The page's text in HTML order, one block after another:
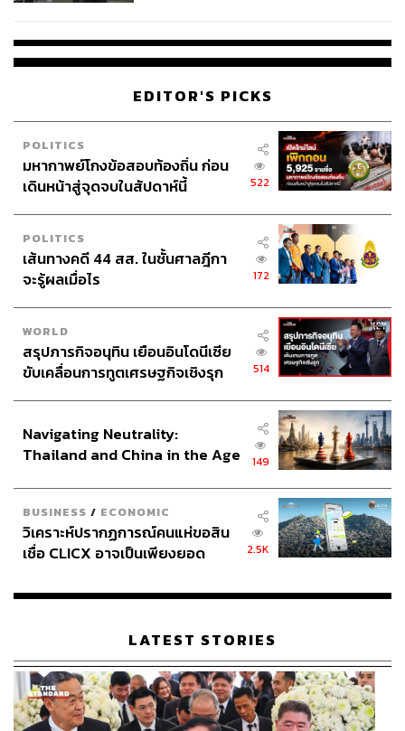
EDITOR'S PICKS
POLITICS
มหากาพย์โกงข้อสอบท้องถิ่น ก่อน
เดินหน้าสู่จุดจบในสัปดาห์นี้
522
POLITICS
เส้นทางคดี 44 สส. ในชั้นศาลฎีกา
จะรู้ผลเมื่อไร
172
WORLD
สรุปภารกิจอนุทิน เยือนอินโดนีเซีย
ขับเคลื่อนการทูตเศรษฐกิจเชิงรุก
514
Navigating Neutrality:
Thailand and China in the Age
149
BUSINESS / ECONOMIC
วิเคราะห์ปรากฏการณ์คนแห่ขอสิน
เชื่อ CLICX อาจเป็นเพียงยอด
เรือนไทยที่ถูกซุกไว้
2.5K
LATEST STORIES